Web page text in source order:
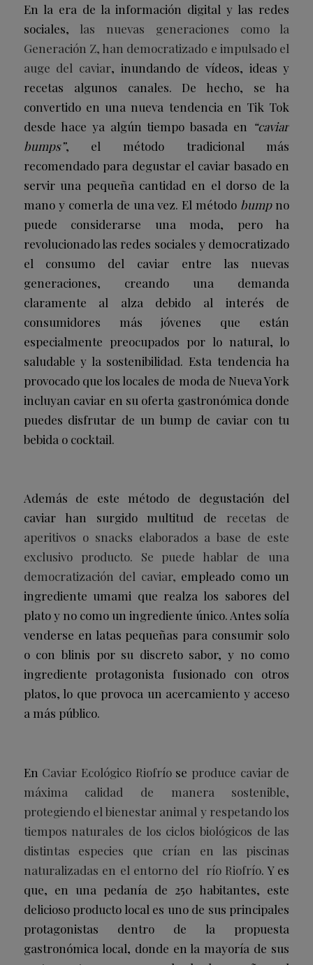
En la era de la información digital y las redes
sociales, las nuevas generaciones como la
Generación Z, han democratizado e impulsado el
auge del caviar, inundando de vídeos, ideas y
recetas algunos canales. De hecho, se ha
convertido en una nueva tendencia en Tik Tok
desde hace ya algún tiempo basada en “caviar
bumps”, el método tradicional más
recomendado para degustar el caviar basado en
servir una pequeña cantidad en el dorso de la
mano y comerla de una vez. El método bump no
puede considerarse una moda, pero ha
revolucionado las redes sociales y democratizado
el consumo del caviar entre las nuevas
generaciones, creando una demanda
claramente al alza debido al interés de
consumidores más jóvenes que están
especialmente preocupados por lo natural, lo
saludable y la sostenibilidad. Esta tendencia ha
provocado que los locales de moda de Nueva York
incluyan caviar en su oferta gastronómica donde
puedes disfrutar de un bump de caviar con tu
bebida o cocktail.
Además de este método de degustación del
caviar han surgido multitud de recetas de
aperitivos o snacks elaborados a base de este
exclusivo producto. Se puede hablar de una
democratización del caviar, empleado como un
ingrediente umami que realza los sabores del
plato y no como un ingrediente único. Antes solía
venderse en latas pequeñas para consumir solo
o con blinis por su discreto sabor, y no como
ingrediente protagonista fusionado con otros
platos, lo que provoca un acercamiento y acceso
a más público.
En Caviar Ecológico Riofrío se produce caviar de
máxima calidad de manera sostenible,
protegiendo el bienestar animal y respetando los
tiempos naturales de los ciclos biológicos de las
distintas especies que crían en las piscinas
naturalizadas en el entorno del río Riofrío. Y es
que, en una pedanía de 250 habitantes, este
delicioso producto local es uno de sus principales
protagonistas dentro de la propuesta
gastronómica local, donde en la mayoría de sus